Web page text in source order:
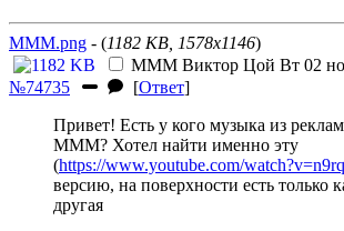
МММ.png - (1182 KB, 1578x1146)
МММ Виктор Цой Вт 02
№74735
[Ответ]
Привет! Есть у кого музыка из
МММ? Хотел найти именно эту
(https://www.youtube.com/
версию, на поверхности есть только
другая